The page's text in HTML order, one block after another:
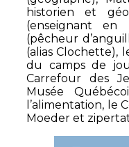
historien et
(enseignant en
(pêcheur
(alias Clochette),
du camps de
Carrefour des
Musée
l’alimentation, le
Moeder et